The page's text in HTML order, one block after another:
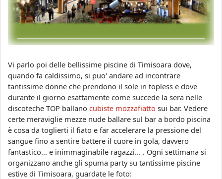
Vi parlo poi delle bellissime piscine di Timisoara dove,
quando fa caldissimo, si puo' andare ad incontrare
tantissime donne che prendono il sole in topless e dove
durante il giorno esattamente come succede la sera nelle
discoteche TOP ballano cubiste mozzafiatto sui bar. Vedere
certe meraviglie mezze nude ballare sul bar a bordo piscina
è cosa da toglierti il fiato e far accelerare la pressione del
sangue fino a sentire battere il cuore in gola, davvero
fantastico... e inimmaginabile ragazzi... . Ogni settimana si
organizzano anche gli spuma party su tantissime piscine
estive di Timisoara, guardate le foto: